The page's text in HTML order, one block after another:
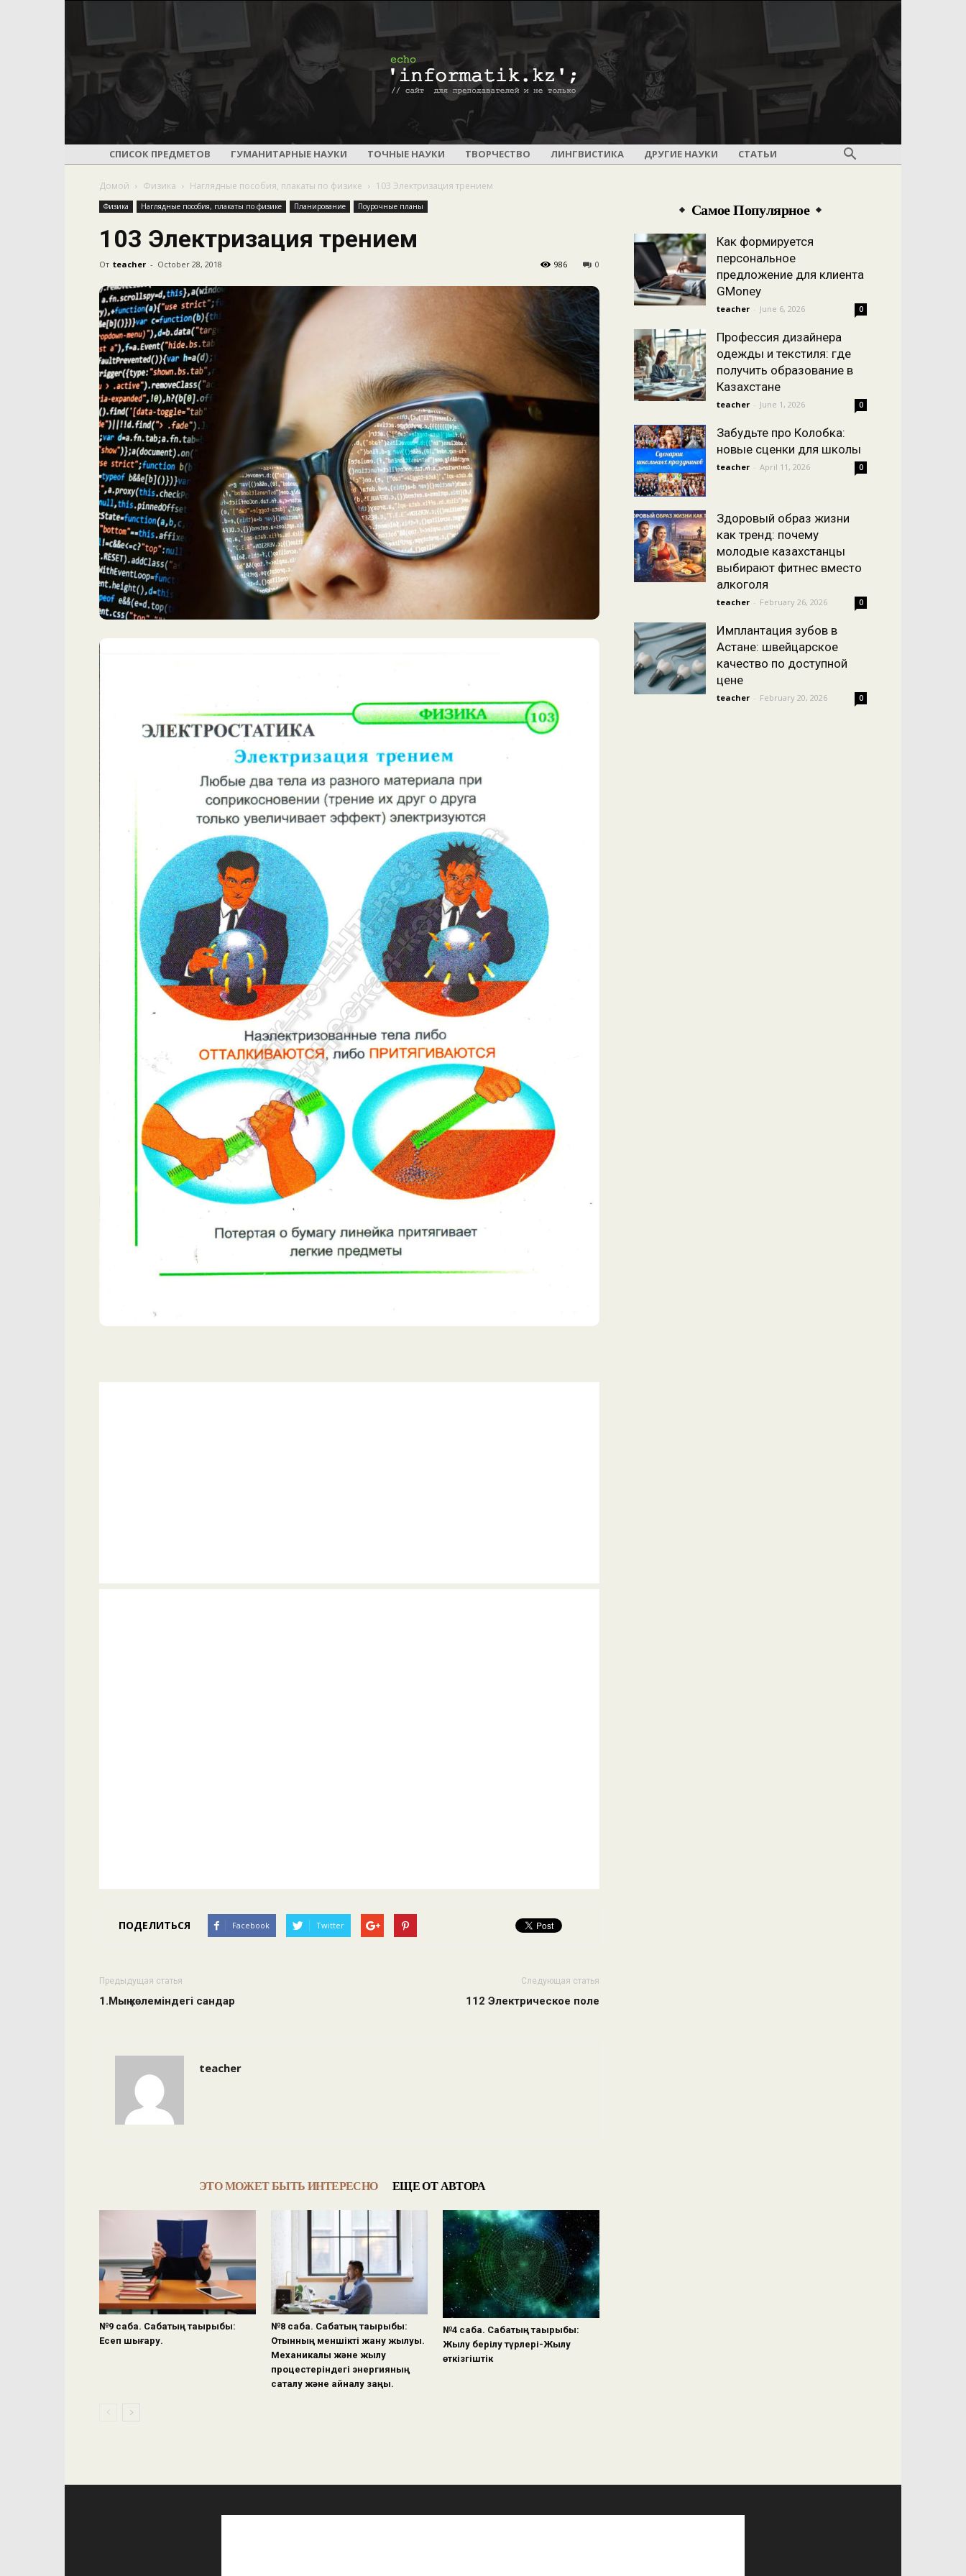
ПОУРОЧНОЕ
КАЛЕНДАРНОЕ
ПЛАНИРОВАНИЕ
УРОКОВ
СПИСОК ПРЕДМЕТОВ ГУМАНИТАРНЫЕ НАУКИ ТОЧНЫЕ НАУКИ ТВОРЧЕСТВО ЛИНГВИСТИКА ДРУГИЕ НАУКИ СТАТЬИ
Домой Физика Наглядные пособия, плакаты по физике 103 Электризация трением
Физика Наглядные пособия, плакаты по физике Планирование Поурочные планы
103 Электризация трением
От teacher - October 28, 2018 0
986
ПОДЕЛИТЬСЯ Facebook Twitter
Предыдущая статья
1.Мың көлеміндегі сандар
Следующая статья
112 Электрическое поле
teacher
ЭТО МОЖЕТ БЫТЬ ИНТЕРЕСНО ЕЩЕ ОТ АВТОРА
№9 сабақ. Сабақтың тақырыбы:
Есеп шығару.
№8 сабақ. Сабақтың тақырыбы:
Отынның меншікті жану жылуы.
Механикалық және жылу
процестеріндегі энергияның
сақталу және айналу заңы.
№4 сабақ. Сабақтың тақырыбы:
Жылу берілу түрлері-Жылу
өткізгіштік
Самое Популярное
Как формируется
персональное
предложение для клиента
GMoney
teacher - June 6, 2026 0
Профессия дизайнера
одежды и текстиля: где
получить образование в
Казахстане
teacher - June 1, 2026 0
Забудьте про Колобка:
новые сценки для школы
teacher - April 11, 2026 0
Здоровый образ жизни
как тренд: почему
молодые казахстанцы
выбирают фитнес вместо
алкоголя
teacher - February 26, 2026 0
Имплантация зубов в
Астане: швейцарское
качество по доступной
цене
teacher - February 20, 2026 0